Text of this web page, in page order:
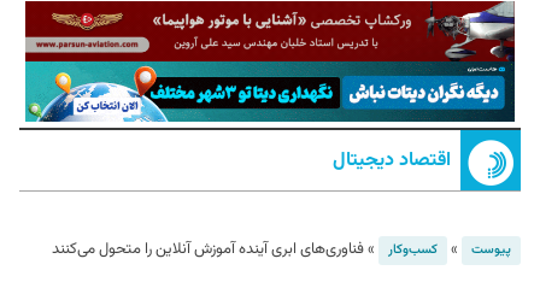
اقتصاد دیجیتال
پیوست » کسب‌و‌کار »فناوری‌های ابری آینده آموزش آنلاین را متحول می‌کنند